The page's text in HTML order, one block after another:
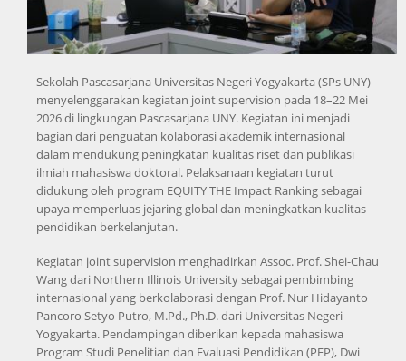
Sekolah Pascasarjana Universitas Negeri Yogyakarta (SPs UNY)
menyelenggarakan kegiatan joint supervision pada 18–22 Mei
2026 di lingkungan Pascasarjana UNY. Kegiatan ini menjadi
bagian dari penguatan kolaborasi akademik internasional
dalam mendukung peningkatan kualitas riset dan publikasi
ilmiah mahasiswa doktoral. Pelaksanaan kegiatan turut
didukung oleh program EQUITY THE Impact Ranking sebagai
upaya memperluas jejaring global dan meningkatkan kualitas
pendidikan berkelanjutan.
Kegiatan joint supervision menghadirkan Assoc. Prof. Shei-Chau
Wang dari Northern Illinois University sebagai pembimbing
internasional yang berkolaborasi dengan Prof. Nur Hidayanto
Pancoro Setyo Putro, M.Pd., Ph.D. dari Universitas Negeri
Yogyakarta. Pendampingan diberikan kepada mahasiswa
Program Studi Penelitian dan Evaluasi Pendidikan (PEP), Dwi